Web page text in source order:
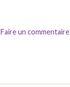
Faire un commentaire